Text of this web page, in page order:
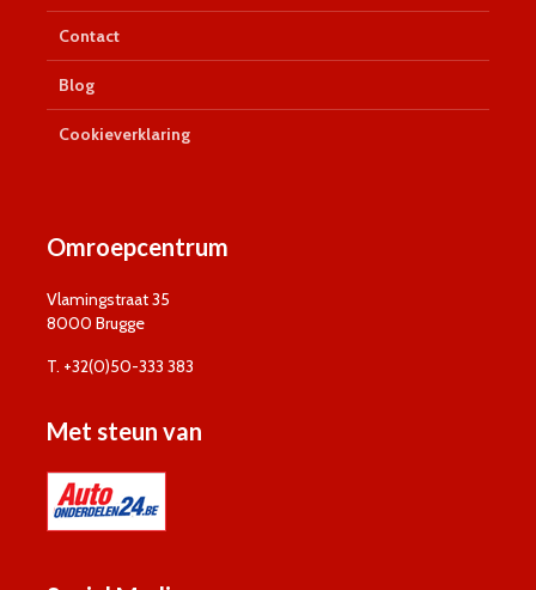
Contact
Blog
Cookieverklaring
Omroepcentrum
Vlamingstraat 35
8000 Brugge
T. +32(0)50-333 383
Met steun van